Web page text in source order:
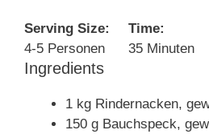
Serving Size:
4-5 Personen
Time:
35 Minuten
Ingredients
1 kg Rindernacken,
150 g Bauchspeck,